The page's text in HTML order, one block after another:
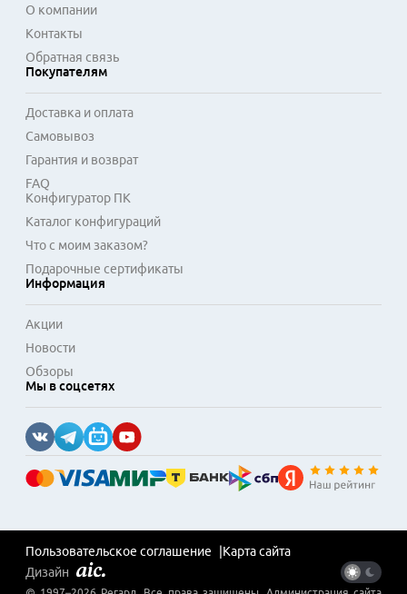
финальных подключений в локальных сетях офисов,
игровых консолей. Удобство цветовой маркировки
упрощает администрирование и поиск неисправностей.
О компании
Контакты
Обратная связь
Покупателям
Доставка и оплата
Самовывоз
Гарантия и возврат
FAQ
Конфигуратор ПК
Каталог конфигураций
Что с моим заказом?
Подарочные сертификаты
Информация
Акции
Новости
Обзоры
Мы в соцсетях
Пользовательское соглашение
Карта сайта
Дизайн